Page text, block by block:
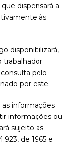
dispensará a
às
disponibilizará,
trabalhador
pelo
por este.
as informações
informações ou
sujeito às
de 1965 e